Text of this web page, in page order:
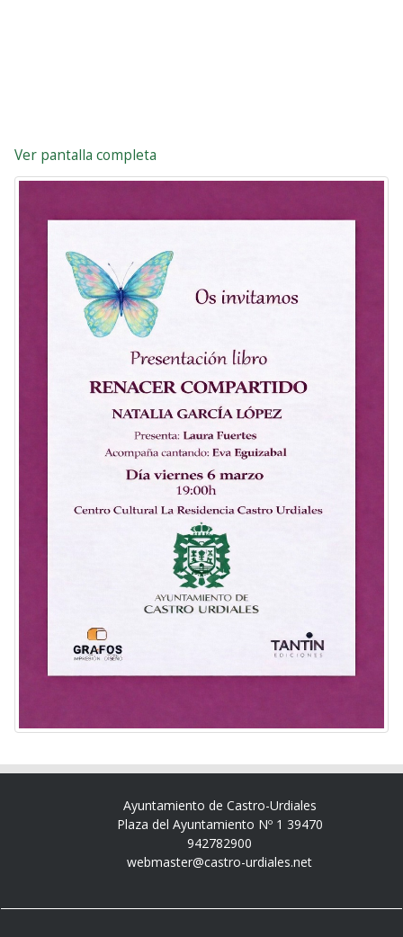
Ver pantalla completa
Ayuntamiento de Castro-Urdiales
Plaza del Ayuntamiento Nº 1 39470
942782900
webmaster@castro-urdiales.net